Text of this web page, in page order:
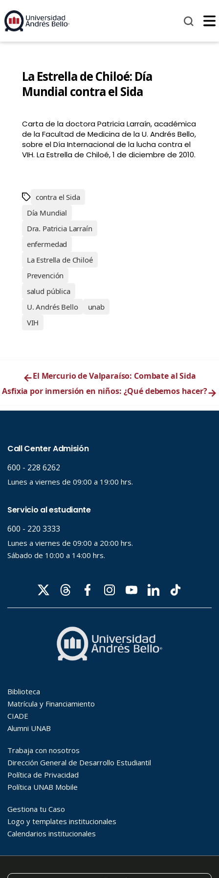
La Estrella de Chiloé: Día
Mundial contra el Sida
Carta de la doctora Patricia Larraín, académica
de la Facultad de Medicina de la U. Andrés Bello,
sobre el Día Internacional de la lucha contra el
VIH. La Estrella de Chiloé, 1 de diciembre de 2010.
contra el Sida
Día Mundial
Dra. Patricia Larraín
enfermedad
La Estrella de Chiloé
Prevención
salud pública
U. Andrés Bello
unab
VIH
←El Mercurio de Valparaíso: Combate al Sida
Asfixia por inmersión en niños: ¿Qué debemos hacer?→